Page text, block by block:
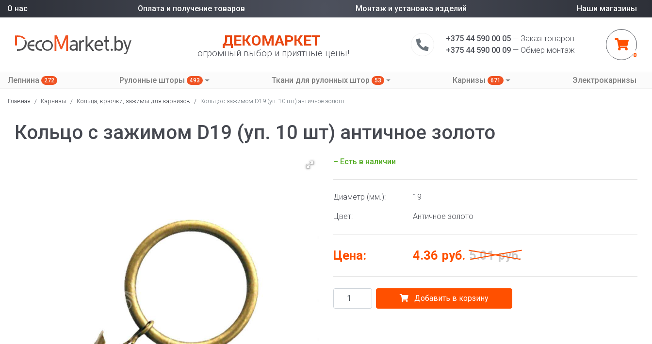
О нас Оплата и получение товаров Монтаж и установка изделий Наши магазины
ДЕКОМАРКЕТ
огромный выбор и приятные цены!
+375 44 590 00 05 — Заказ товаров
+375 44 590 00 09 — Обмер монтаж
0
Лепнина 272 Рулонные шторы 493 Ткани для рулонных штор 53 Карнизы 671 Электрокарнизы
Главная / Карнизы / Кольца, крючки, зажимы для карнизов / Кольцо с зажимом D19 (уп. 10 шт) античное золото
Кольцо с зажимом D19 (уп. 10 шт) античное золото
– Есть в наличии
Диаметр (мм.): 19
Цвет: Античное золото
Цена: 4.36 руб. 5.01 руб.
Добавить в корзину